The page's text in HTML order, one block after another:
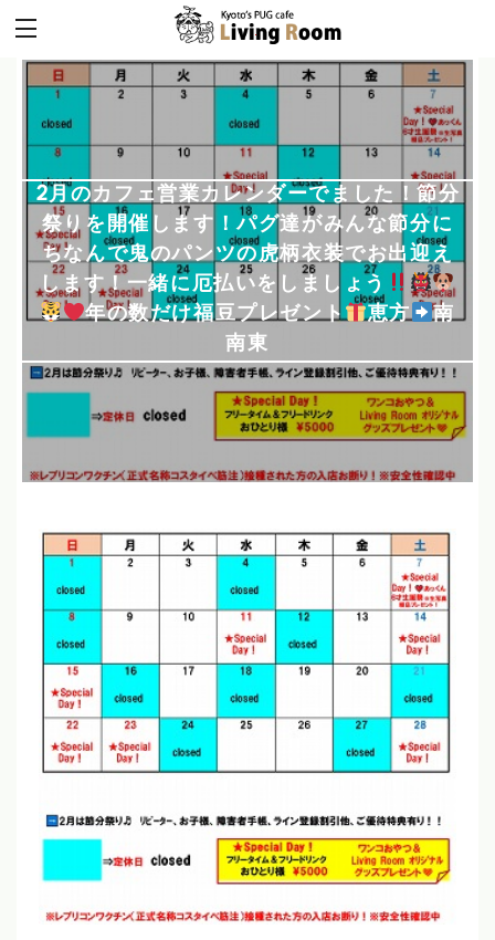
2月のカフェ営業カレンダーでました！節分
祭りを開催します！パグ達がみんな節分に
ちなんで鬼のパンツの虎柄衣装でお出迎え
します！一緒に厄払いをしましょう
年の数だけ福豆プレゼント
恵方
南
南東